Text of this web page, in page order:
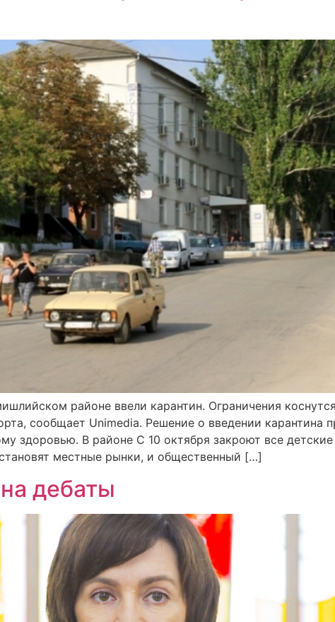
районе ввели карантин. Ограничения
сообщает Unimedia. Решение о введении карантина
здоровью. В районе С 10 октября закроют все
местные рынки, и общественный […]
дебаты